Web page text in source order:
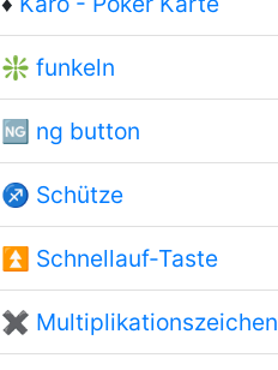
❇ funkeln
🆖 ng button
♐ Schütze
⏫ Schnellauf-Taste
✖ Multiplikationszeichen